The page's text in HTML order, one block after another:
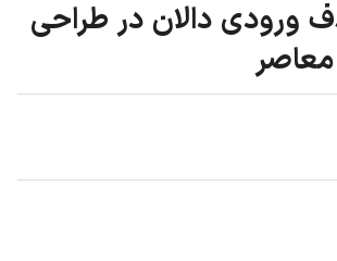
ورودی دالان در طراحی